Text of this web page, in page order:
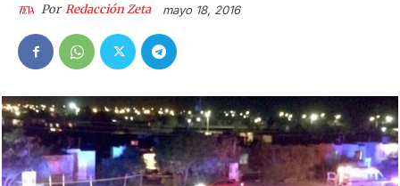
Por Redacción Zeta mayo 18, 2016